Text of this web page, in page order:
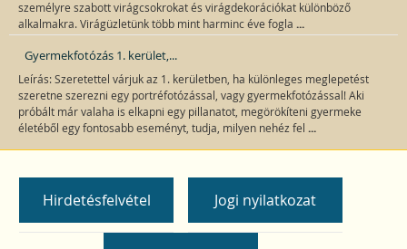
személyre szabott virágcsokrokat és virágdekorációkat különböző
alkalmakra. Virágüzletünk több mint harminc éve fogla ...
Gyermekfotózás 1. kerület,...
Leírás: Szeretettel várjuk az 1. kerületben, ha különleges meglepetést
szeretne szerezni egy portréfotózással, vagy gyermekfotózással! Aki
próbált már valaha is elkapni egy pillanatot, megörökíteni gyermeke
életéből egy fontosabb eseményt, tudja, milyen nehéz fel ...
Hirdetésfelvétel Jogi nyilatkozat